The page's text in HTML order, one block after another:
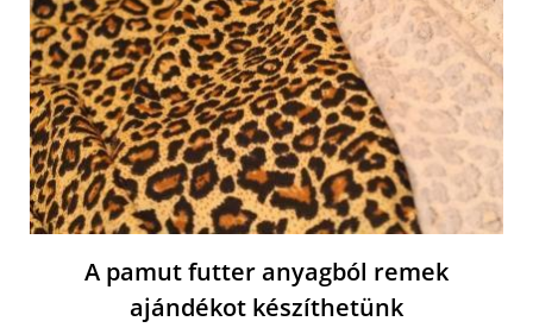
A pamut futter anyagból remek
ajándékot készíthetünk